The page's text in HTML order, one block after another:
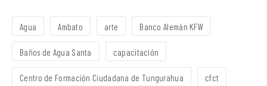
Agua Ambato arte Banco Alemán KFW
Baños de Agua Santa capacitación
Centro de Formación Ciudadana de Tungurahua cfct